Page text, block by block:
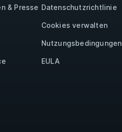
& Presse Datenschutzrichtlinie
Cookies verwalten
Nutzungsbedingungen
EULA